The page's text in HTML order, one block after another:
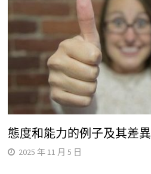
態度和能力的例子及其差異
2025 年 11 月 5 日